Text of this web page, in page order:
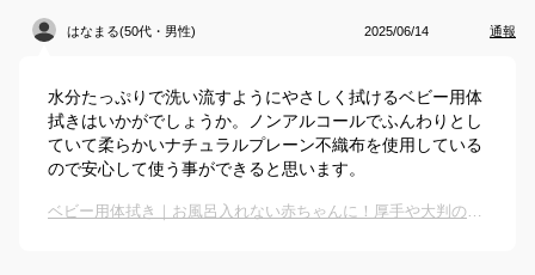
はなまる(50代・男性) 2025/06/14 通報
水分たっぷりで洗い流すようにやさしく拭けるベビー用体
拭きはいかがでしょうか。ノンアルコールでふんわりとし
ていて柔らかいナチュラルプレーン不織布を使用している
ので安心して使う事ができると思います。
ベビー用体拭き｜お風呂入れない赤ちゃんに！厚手や大判の体拭きシートのおすすめは？